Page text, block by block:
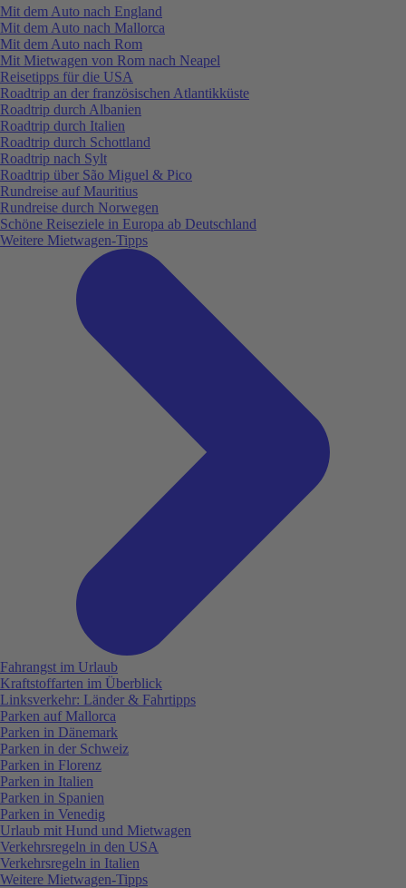
Mit dem Auto nach England
Mit dem Auto nach Mallorca
Mit dem Auto nach Rom
Mit Mietwagen von Rom nach Neapel
Reisetipps für die USA
Roadtrip an der französischen Atlantikküste
Roadtrip durch Albanien
Roadtrip durch Italien
Roadtrip durch Schottland
Roadtrip nach Sylt
Roadtrip über São Miguel & Pico
Rundreise auf Mauritius
Rundreise durch Norwegen
Schöne Reiseziele in Europa ab Deutschland
Weitere Mietwagen-Tipps
Fahrangst im Urlaub
Kraftstoffarten im Überblick
Linksverkehr: Länder & Fahrtipps
Parken auf Mallorca
Parken in Dänemark
Parken in der Schweiz
Parken in Florenz
Parken in Italien
Parken in Spanien
Parken in Venedig
Urlaub mit Hund und Mietwagen
Verkehrsregeln in den USA
Verkehrsregeln in Italien
Weitere Mietwagen-Tipps